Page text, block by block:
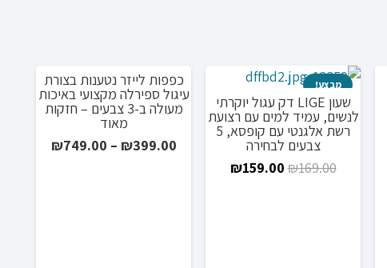
מבצע!
שעון LIGE דק עגול יוקרתי
לנשים, עמיד למים עם רצועת
רשת אלגנטי עם קופסא, 5
צבעים לבחירה
₪169.00
המחיר ₪159.00
מבצע!
כפפות לייזר נטענות בצורת
עיגול ספירלה מקצועי באיכות
מעולה ב-3 צבעים – חזקות
מאוד
₪399.00
–
₪749.00